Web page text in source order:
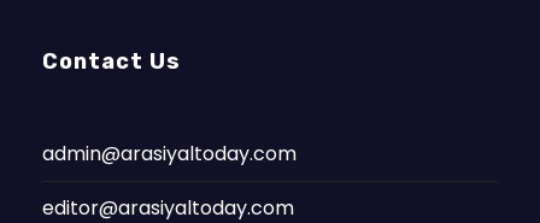
Contact Us
admin@arasiyaltoday.com
editor@arasiyaltoday.com